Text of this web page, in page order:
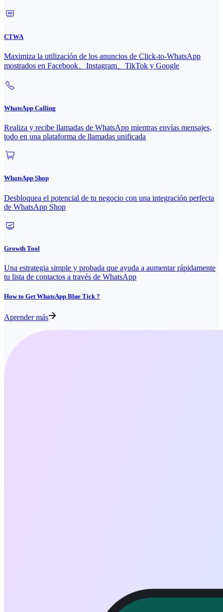
CTWA
Maximiza la utilización de los anuncios de Click-to-WhatsApp
mostrados en Facebook、Instagram、TikTok y Google
WhatsApp Calling
Realiza y recibe llamadas de WhatsApp mientras envías mensajes,
todo en una plataforma de llamadas unificada
WhatsApp Shop
Desbloquea el potencial de tu negocio con una integración perfecta
de WhatsApp Shop
Growth Tool
Una estrategia simple y probada que ayuda a aumentar rápidamente
tu lista de contactos a través de WhatsApp
How to Get WhatsApp Blue Tick ?
Aprender más